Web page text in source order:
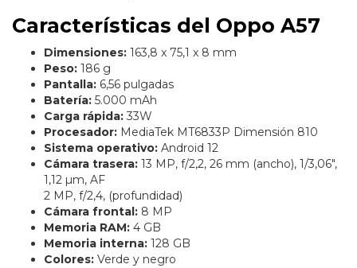
Características del Oppo A57
Dimensiones: 163,8 x 75,1 x 8 mm
Peso: 186 g
Pantalla: 6,56 pulgadas
Batería: 5.000 mAh
Carga rápida: 33W
Procesador: MediaTek MT6833P Dimensión 810
Sistema operativo: Android 12
Cámara trasera: 13 MP, f/2,2, 26 mm (ancho), 1/3,06″,
1,12 µm, AF
2 MP, f/2,4, (profundidad)
Cámara frontal: 8 MP
Memoria RAM: 4 GB
Memoria interna: 128 GB
Colores: Verde y negro